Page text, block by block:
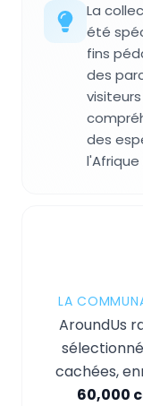
La
été
fins
des
des
LA
AroundUs
cachées,
60,000